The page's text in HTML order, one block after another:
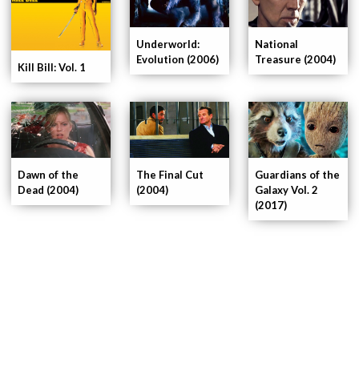
Kill Bill: Vol. 1
Guardians of the
Galaxy Vol. 2
(2017)
The Final Cut
(2004)
Dawn of the
Dead (2004)
National
Treasure (2004)
Underworld:
Evolution (2006)